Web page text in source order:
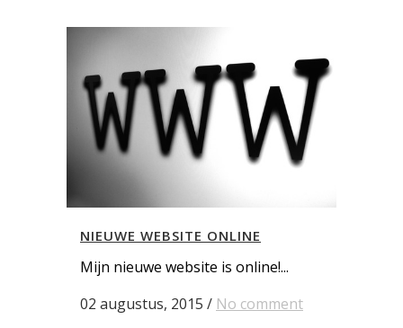
NIEUWE WEBSITE ONLINE
Mijn nieuwe website is online!...
02 augustus, 2015 / No comment